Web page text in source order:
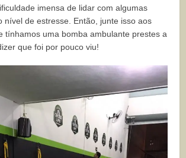
imensa de lidar com algumas
nível de estresse. Então, junte isso aos
tínhamos uma bomba ambulante prestes a
que foi por pouco viu!